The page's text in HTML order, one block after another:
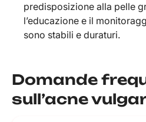
predisposizione alla pelle
l’educazione e il
sono stabili e duraturi.
Domande
sull’acne